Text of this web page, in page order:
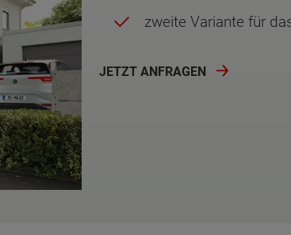
zweite Variante für
JETZT ANFRAGEN